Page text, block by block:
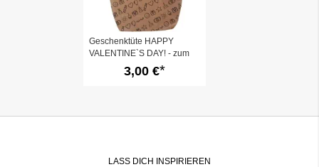
Geschenktüte HAPPY
VALENTINE`S DAY! - zum
3,00 €
LASS DICH INSPIRIEREN